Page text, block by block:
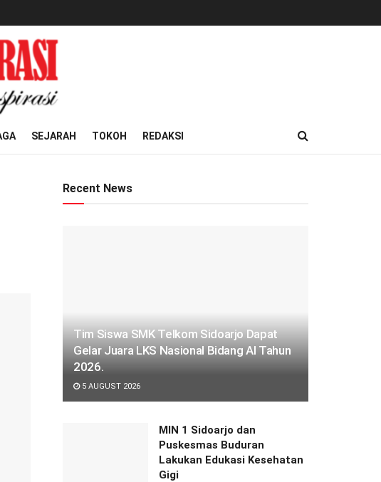
SEJARAH TOKOH REDAKSI
Recent News
Tim Siswa SMK Telkom Sidoarjo Dapat
Gelar Juara LKS Nasional Bidang AI Tahun
2026.
5 AUGUST 2026
MIN 1 Sidoarjo dan
Puskesmas Buduran
Lakukan Edukasi Kesehatan
Gigi